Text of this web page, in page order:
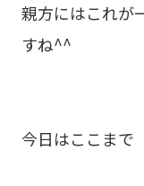
親方にはこれが
すね^^
今日はここまで